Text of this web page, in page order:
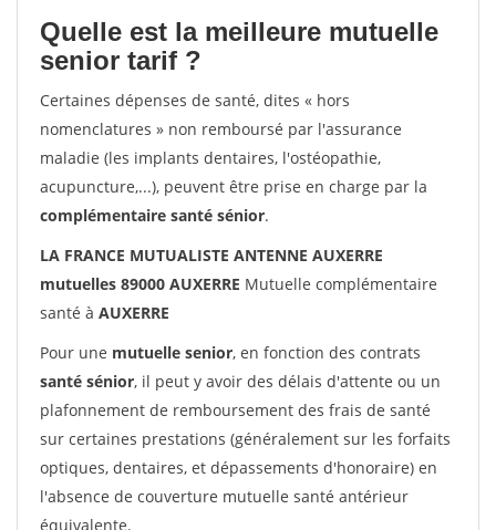
Quelle est la meilleure mutuelle
senior tarif ?
Certaines dépenses de santé, dites « hors
nomenclatures » non remboursé par l'assurance
maladie (les implants dentaires, l'ostéopathie,
acupuncture,...), peuvent être prise en charge par la
complémentaire santé sénior.
LA FRANCE MUTUALISTE ANTENNE AUXERRE
mutuelles 89000 AUXERRE Mutuelle complémentaire
santé à AUXERRE
Pour une mutuelle senior, en fonction des contrats
santé sénior, il peut y avoir des délais d'attente ou un
plafonnement de remboursement des frais de santé
sur certaines prestations (généralement sur les forfaits
optiques, dentaires, et dépassements d'honoraire) en
l'absence de couverture mutuelle santé antérieur
équivalente.